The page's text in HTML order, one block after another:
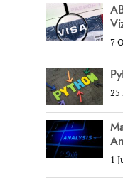
7
25
1